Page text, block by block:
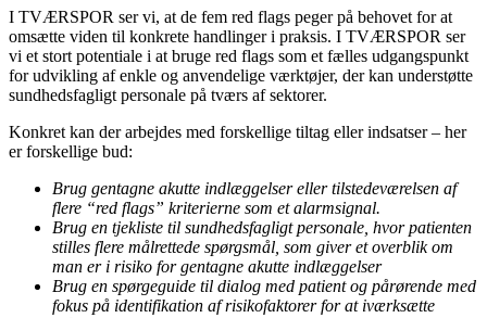
I TVÆRSPOR ser vi, at de fem red flags peger på behovet for at
omsætte viden til konkrete handlinger i praksis. I TVÆRSPOR ser
vi et stort potentiale i at bruge red flags som et fælles udgangspunkt
for udvikling af enkle og anvendelige værktøjer, der kan understøtte
sundhedsfagligt personale på tværs af sektorer.
Konkret kan der arbejdes med forskellige tiltag eller indsatser – her
er forskellige bud:
Brug gentagne akutte indlæggelser eller tilstedeværelsen af
flere “red flags” kriterierne som et alarmsignal.
Brug en tjekliste til sundhedsfagligt personale, hvor patienten
stilles flere målrettede spørgsmål, som giver et overblik om
man er i risiko forgentagne akutte indlæggelser
Brug en spørgeguide til dialog med patient og pårørende med
fokus på identifikation af risikofaktorer for at iværksætte